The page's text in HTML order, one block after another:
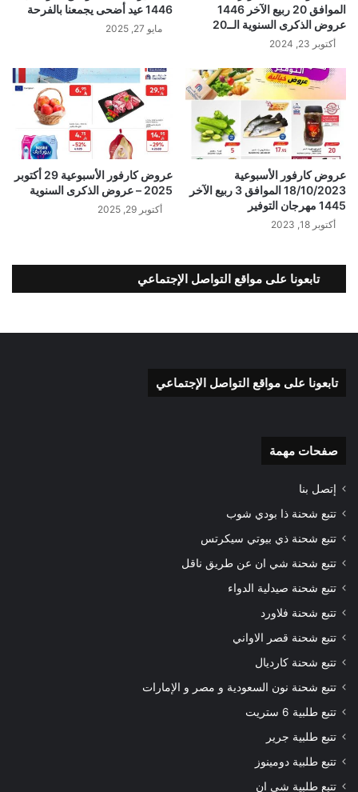
الموافق 20 ربيع الآخر 1446
عروض الذكرى السنوية الــ20
أكتوبر 23, 2024
1446 عيد أضحى يجمعنا بالفرحة
مايو 27, 2025
عروض كارفور الأسبوعية
18/10/2023 الموافق 3 ربيع الآخر
1445 مهرجان التوفير
أكتوبر 18, 2023
عروض كارفور الأسبوعية 29 أكتوبر
2025 – عروض الذكرى السنوية
أكتوبر 29, 2025
تابعونا على مواقع التواصل الإجتماعي
تابعونا على مواقع التواصل الإجتماعي
صفحات مهمة
إتصل بنا
تتبع شحنة ذا بودي شوب
تتبع شحنة ذي بيوتي سيكرتس
تتبع شحنة شي ان عن طريق ناقل
تتبع شحنة صيدلية الدواء
تتبع شحنة فلاورد
تتبع شحنة قصر الاواني
تتبع شحنة كارديال
تتبع شحنة نون السعودية و مصر و الإمارات
تتبع طلبية 6 ستريت
تتبع طلبية جرير
تتبع طلبية دومينوز
تتبع طلبية شي ان